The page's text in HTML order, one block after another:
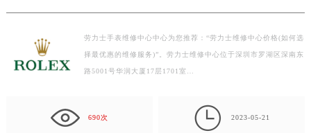
劳力士手表维修中心中心为您推荐：“劳力士维修中心价格(如何选
择最优惠的维修服务)”。劳力士维修中心位于深圳市罗湖区深南东
路5001号华润大厦17层1701室…
690次  2023-05-21